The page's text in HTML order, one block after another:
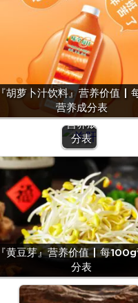
『胡萝卜汁饮料』营养价值 |
营养成分表
『羊
肝』营
养价值
| 每
100g
营养成
分表
『黄豆芽』营养价值 | 每
分表